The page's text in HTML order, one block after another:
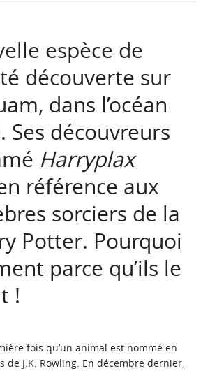
espèce de
découverte sur
dans l’océan
Ses découvreurs
Harryplax
référence aux
sorciers de la
Potter. Pourquoi
parce qu’ils le
!
fois qu’un animal est nommé en
de J.K. Rowling. En décembre dernier,